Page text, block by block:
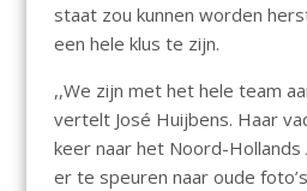
staat zou kunnen worden
een hele klus te zijn.
,,We zijn met het hele team
vertelt José Huijbens. Haar
keer naar het Noord-
er te speuren naar oude